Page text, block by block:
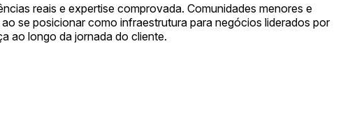
reais e expertise comprovada. Comunidades menores e
se posicionar como infraestrutura para negócios liderados por
ao longo da jornada do cliente.